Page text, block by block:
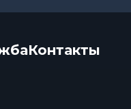
Контакты